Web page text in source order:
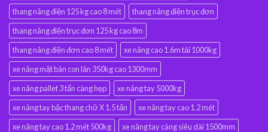
thang nâng điện 125 kg cao 8 mét
thang nâng điện trục đơn
thang nâng điện trục đơn 125 kg cao 8m
thang nâng điện đơn cao 8 mét
xe nâng cao 1.6m tải 1000kg
xe nâng mặt bàn con lăn 350kg cao 1300mm
xe nâng pallet 3 tấn càng hẹp
xe nâng tay 5000kg
xe nâng tay bậc thang chữ X 1.5 tấn
xe nâng tay cao 1.2 mét
xe nâng tay cao 1.2 mét 500kg
xe nâng tay càng siêu dài 1500mm